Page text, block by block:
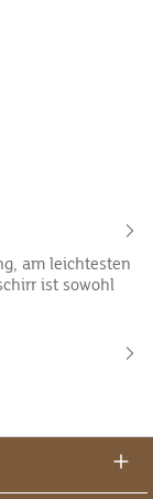
am leichtesten
ist sowohl